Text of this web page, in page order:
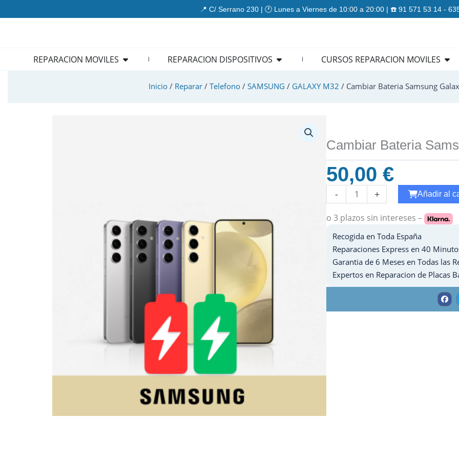
al
📍 C/ Serrano 230 | 🕐 Lunes a Viernes de 10:00 a 20:00 | ☎️ 91 571 53 14 -
REPARACION MOVILES Open REPARACION MOVILES
REPARACION DISPOSITIVOS Open REPARACION DISPOSITIVOS
CURSOS REPARACION MOVILES
Inicio/ Reparar/ Telefono/ SAMSUNG / GALAXY M32 / Cambiar Bateria Samsung
Cambiar Bateria
50,00 €
-
Cambiar
Boton
Encendido
Galaxy
2016
cantidad
+ Añadir al
o 3 plazos sin intereses –
Recogida en Toda España
Reparaciones Express en 40
Garantia de 6 Meses en Todas las
Expertos en Reparacion de Placas
F
a
c
e